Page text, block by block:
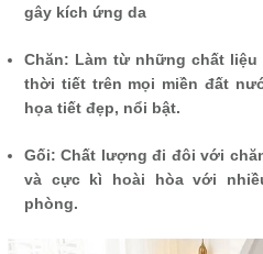
gây kích ứng da
Chăn: Làm từ những chất
thời tiết trên mọi miền đất
họa tiết đẹp, nổi bật.
Gối: Chất lượng đi đôi với
và cực kì hoài hòa với
phòng.